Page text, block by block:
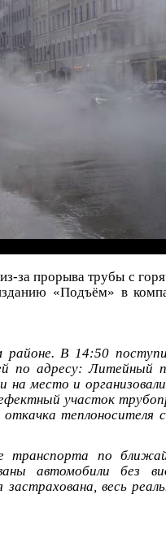
за прорыва трубы с
«Подъём» в
В 14:50
по адресу: Литейный
место и
участок
теплоносителя
транспорта по
автомобили без
весь